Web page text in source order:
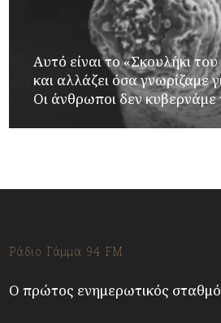
Αυτό είναι το «Σκουλήκι
και αλλάζει όσα γνωρίζαμε
Οι άνθρωποι δεν κυβερνάμε
Ράδιο Γάμμα 94 FM
Ο πρώτος ενημερωτικός